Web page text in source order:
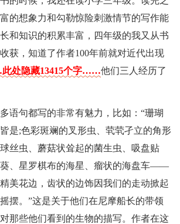
的想象力和勾勒惊险刺激情节的写作能
和知识的积累丰富，四年级的我又从书
获，知道了作者100年前就对近代出现
处隐藏13415个字……他们三人经历了
语句都写的非常有魅力，比如：“珊瑚
是;色彩斑斓的叉形虫、茕茕孑立的角形
丝虫、蘑菇状耸起的菌生虫、吸盘贴
、星罗棋布的海星、瘤状的海盘车——
美花边，齿状的边饰因我们的走动掀起
摆。”这是关于他们在尼摩船长的带领
那些他们看到的生物的描写。作者在这